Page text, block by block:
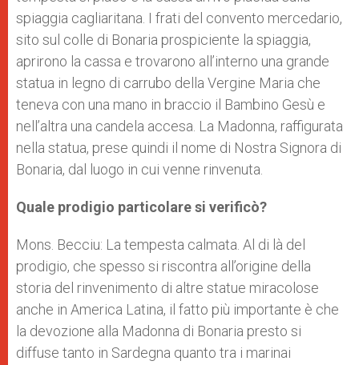
spiaggia cagliaritana. I frati del convento mercedario,
sito sul colle di Bonaria prospiciente la spiaggia,
aprirono la cassa e trovarono all’interno una grande
statua in legno di carrubo della Vergine Maria che
teneva con una mano in braccio il Bambino Gesù e
nell’altra una candela accesa. La Madonna, raffigurata
nella statua, prese quindi il nome di Nostra Signora di
Bonaria, dal luogo in cui venne rinvenuta.
Quale prodigio particolare si verificò?
Mons. Becciu: La tempesta calmata. Al di là del
prodigio, che spesso si riscontra all’origine della
storia del rinvenimento di altre statue miracolose
anche in America Latina, il fatto più importante è che
la devozione alla Madonna di Bonaria presto si
diffuse tanto in Sardegna quanto tra i marinai